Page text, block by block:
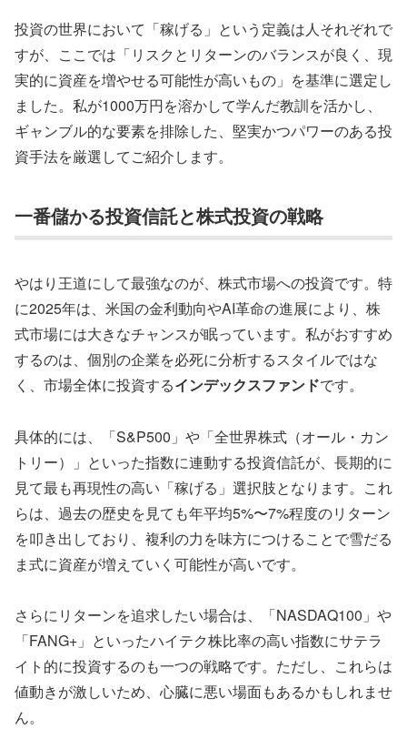
投資の世界において「稼げる」という定義は人それぞれで
すが、ここでは「リスクとリターンのバランスが良く、現
実的に資産を増やせる可能性が高いもの」を基準に選定し
ました。私が1000万円を溶かして学んだ教訓を活かし、
ギャンブル的な要素を排除した、堅実かつパワーのある投
資手法を厳選してご紹介します。
一番儲かる投資信託と株式投資の戦略
やはり王道にして最強なのが、株式市場への投資です。特
に2025年は、米国の金利動向やAI革命の進展により、株
式市場には大きなチャンスが眠っています。私がおすすめ
するのは、個別の企業を必死に分析するスタイルではな
く、市場全体に投資するインデックスファンドです。
具体的には、「S&P500」や「全世界株式（オール・カン
トリー）」といった指数に連動する投資信託が、長期的に
見て最も再現性の高い「稼げる」選択肢となります。これ
らは、過去の歴史を見ても年平均5%〜7%程度のリターン
を叩き出しており、複利の力を味方につけることで雪だる
ま式に資産が増えていく可能性が高いです。
さらにリターンを追求したい場合は、
「NASDAQ100」や
「FANG+」といったハイテク株比率の高い指数にサテラ
イト的に投資するのも一つの戦略です。ただし、これらは
値動きが激しいため、心臓に悪い場面もあるかもしれませ
ん。